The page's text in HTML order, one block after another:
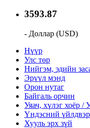
3593.87
- Доллар (USD)
Нүүр
Улс төр
Нийгэм, эдийн
Эрүүл мэнд
Орон нутаг
Байгаль орчин
Уяач, хүлэг хоёр /
Үндэсний
Хууль эрх зүй